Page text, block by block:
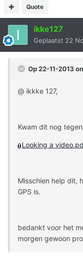
Quote
ikke127
Geplaatst 22
Op 22-11-2013
@ ikkke 127,
Kwam dit nog
Looking a
Misschien help dit,
GPS is.
bedankt voor het
morgen gewoon